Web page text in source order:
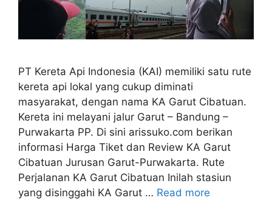
PT Kereta Api Indonesia (KAI) memiliki satu rute
kereta api lokal yang cukup diminati
masyarakat, dengan nama KA Garut Cibatuan.
Kereta ini melayani jalur Garut – Bandung –
Purwakarta PP. Di sini arissuko.com berikan
informasi Harga Tiket dan Review KA Garut
Cibatuan Jurusan Garut-Purwakarta. Rute
Perjalanan KA Garut Cibatuan Inilah stasiun
yang disinggahi KA Garut … Read more